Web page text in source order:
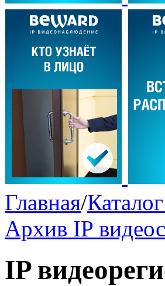
Главная/
Архив IP
IP